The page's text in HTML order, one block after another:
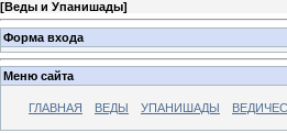
[Веды и Упанишады]
Форма входа
Меню сайта
ГЛАВНАЯ ВЕДЫ УПАНИШАДЫ